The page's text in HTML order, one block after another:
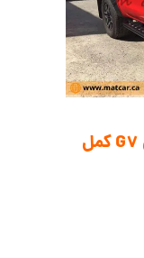
مشخصات رکاب تخت فوتون G7 کمل